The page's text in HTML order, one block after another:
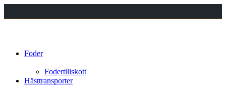
Foder
Fodertillskott
Hästtransporter